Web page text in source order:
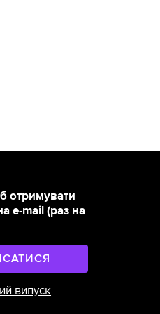
отримувати
e-mail (раз на
випуск